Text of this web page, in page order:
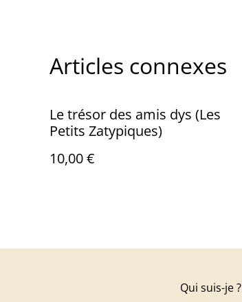
Articles connexes
Le trésor des amis dys (Les
Petits Zatypiques)
10,00 €
Qui suis-je ?